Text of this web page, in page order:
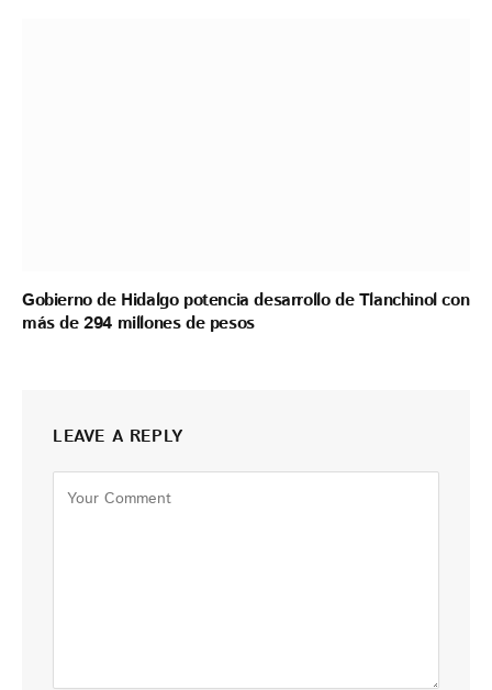
Gobierno de Hidalgo potencia desarrollo de Tlanchinol con
más de 294 millones de pesos
LEAVE A REPLY